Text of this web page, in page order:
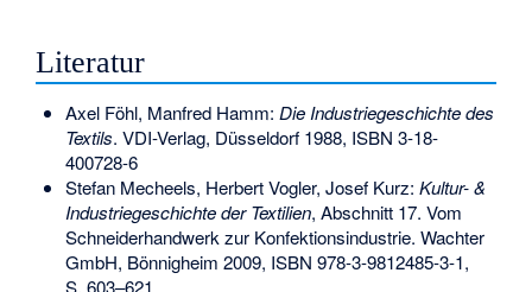
Literatur
Axel Föhl, Manfred Hamm: Die Industriegeschichte des
Textils. VDI-Verlag, Düsseldorf 1988, ISBN 3-18-
400728-6
Stefan Mecheels, Herbert Vogler, Josef Kurz: Kultur- &
Industriegeschichte der Textilien, Abschnitt 17. Vom
Schneiderhandwerk zur Konfektionsindustrie. Wachter
GmbH, Bönnigheim 2009, ISBN 978-3-9812485-3-1,
S. 603–621